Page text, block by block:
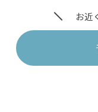
お近